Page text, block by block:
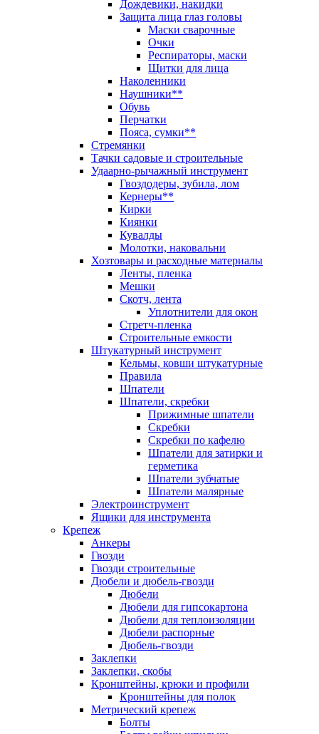
Дождевики, накидки
Защита лица глаз головы
Маски сварочные
Очки
Респираторы, маски
Щитки для лица
Наколенники
Наушники**
Обувь
Перчатки
Пояса, сумки**
Стремянки
Тачки садовые и строительные
Удаарно-рычажный инструмент
Гвоздодеры, зубила, лом
Кернеры**
Кирки
Киянки
Кувалды
Молотки, наковальни
Хозтовары и расходные материалы
Ленты, пленка
Мешки
Скотч, лента
Уплотнители для окон
Стретч-пленка
Строительные емкости
Штукатурный инструмент
Кельмы, ковши штукатурные
Правила
Шпатели
Шпатели, скребки
Прижимные шпатели
Скребки
Скребки по кафелю
Шпатели для затирки и
герметика
Шпатели зубчатые
Шпатели малярные
Электроинструмент
Ящики для инструмента
Крепеж
Анкеры
Гвозди
Гвозди строительные
Дюбели и дюбель-гвозди
Дюбели
Дюбели для гипсокартона
Дюбели для теплоизоляции
Дюбели распорные
Дюбель-гвозди
Заклепки
Заклепки, скобы
Кронштейны, крюки и профили
Кронштейны для полок
Метрический крепеж
Болты